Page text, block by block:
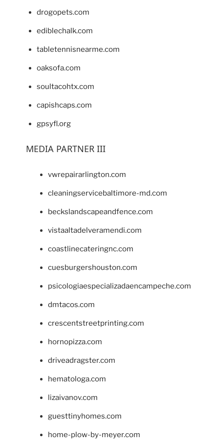
drogopets.com
ediblechalk.com
tabletennisnearme.com
oaksofa.com
soultacohtx.com
capishcaps.com
gpsyfl.org
MEDIA PARTNER III
vwrepairarlington.com
cleaningservicebaltimore-md.com
beckslandscapeandfence.com
vistaaltadelveramendi.com
coastlinecateringnc.com
cuesburgershouston.com
psicologiaespecializadaencampeche.com
dmtacos.com
crescentstreetprinting.com
hornopizza.com
driveadragster.com
hematologa.com
lizaivanov.com
guesttinyhomes.com
home-plow-by-meyer.com